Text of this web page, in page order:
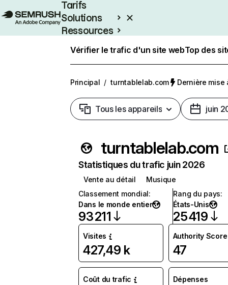
Tarifs
Solutions
Ressources
Vérifier le trafic d'un site webTop des
Principal / turntablelab.com Dernière mise
Tous les appareils juin
turntablelab.com
Statistiques du trafic juin 2026
Vente au détail
Musique
Classement mondial:
Dans le monde entier
93 211
Rang du pays:
États-Unis
25 419
Visites
427,49 k
Authority Score
47
Coût du trafic
Dépenses